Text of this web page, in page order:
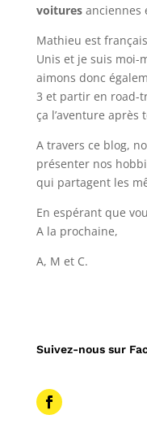
voituresanciennes
Mathieu est
Unis et je suis moi-
aimons donc
3 et partir en road-
ça l’aventure après
A travers ce blog,
présenter nos
qui partagent les
En espérant que
A la prochaine,
A, M et C.
Suivez-nous sur